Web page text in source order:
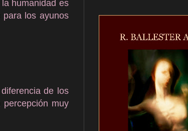
humanidad es
los ayunos
de los
muy